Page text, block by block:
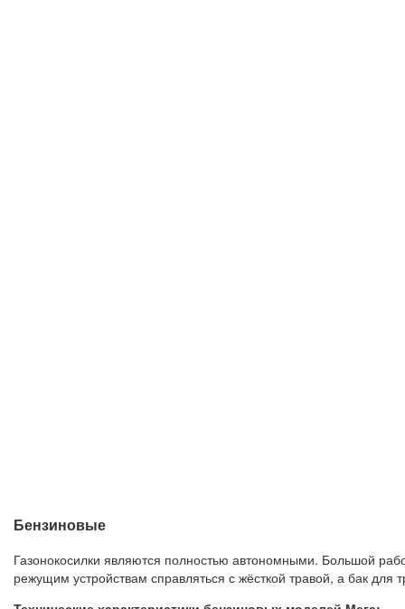
Бензиновые
Газонокосилки являются полностью автономными. Большой
режущим устройствам справляться с жёсткой травой, а бак